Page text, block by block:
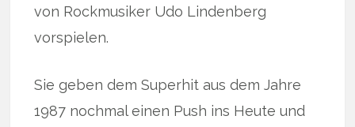
von Rockmusiker Udo Lindenberg
vorspielen.
Sie geben dem Superhit aus dem Jahre
1987 nochmal einen Push ins Heute und